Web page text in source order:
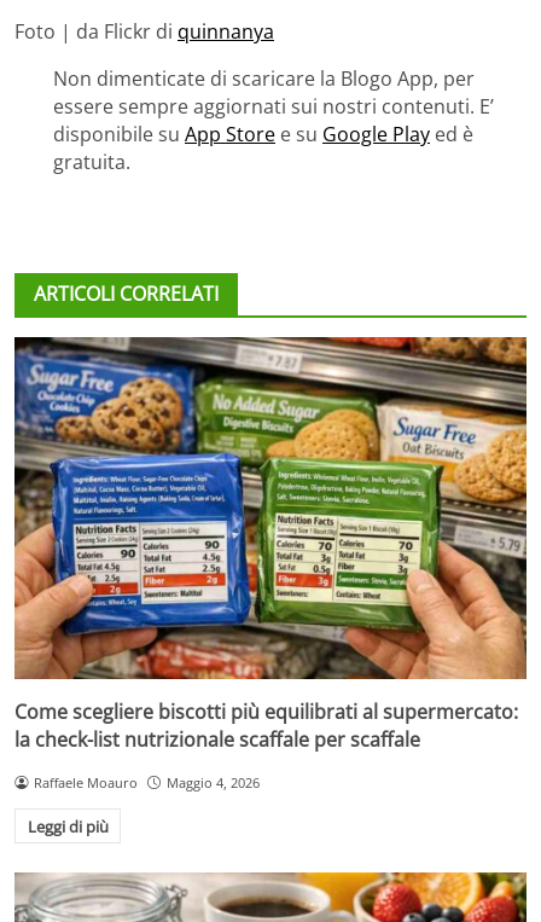
Foto | da Flickr di quinnanya
Non dimenticate di scaricare la Blogo App, per
essere sempre aggiornati sui nostri contenuti. E’
disponibile su App Store e su Google Play ed è
gratuita.
ARTICOLI CORRELATI
Come scegliere biscotti più equilibrati al supermercato:
la check-list nutrizionale scaffale per scaffale
Raffaele Moauro Maggio 4, 2026
Leggi di più